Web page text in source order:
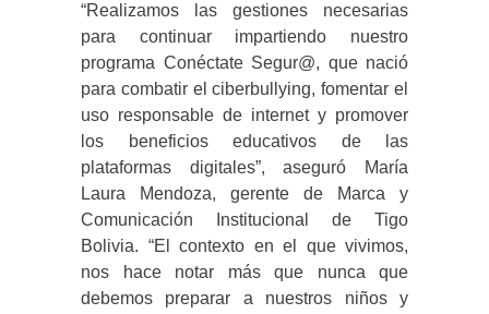
“Realizamos las gestiones necesarias
para continuar impartiendo nuestro
programa Conéctate Segur@, que nació
para combatir el ciberbullying, fomentar el
uso responsable de internet y promover
los beneficios educativos de las
plataformas digitales”, aseguró María
Laura Mendoza, gerente de Marca y
Comunicación Institucional de Tigo
Bolivia. “El contexto en el que vivimos,
nos hace notar más que nunca que
debemos preparar a nuestros niños y